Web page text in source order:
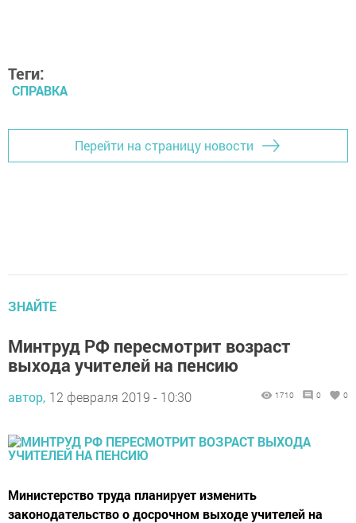
Теги:
СПРАВКА
Перейти на страницу новости
ЗНАЙТЕ
Минтруд РФ пересмотрит возраст
выхода учителей на пенсию
автор, 12 февраля 2019 - 10:30 1710 0 0
Министерство труда планирует изменить
законодательство о досрочном выходе учителей на